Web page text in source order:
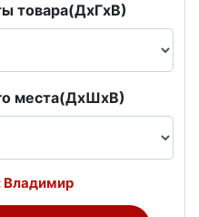
товара(ДxГxВ)
места(ДxШxВ)
Владимир